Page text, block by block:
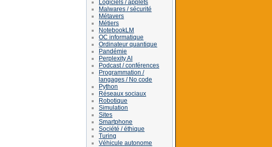
Logiciels / applets
Malwares / sécurité
Métavers
Métiers
NotebookLM
OC informatique
Ordinateur quantique
Pandémie
Perplexity AI
Podcast / conférences
Programmation /
langages / No code
Python
Réseaux sociaux
Robotique
Simulation
Sites
Smartphone
Société / éthique
Turing
Véhicule autonome